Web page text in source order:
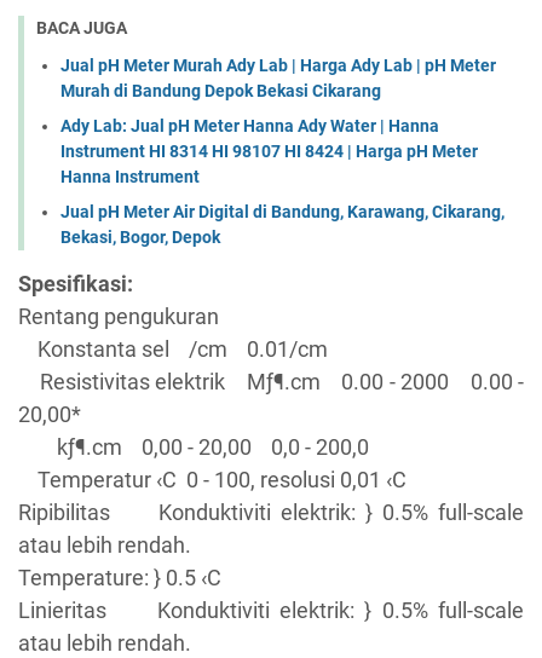
BACA JUGA
Jual pH Meter Murah Ady Lab | Harga Ady Lab | pH Meter
Murah di Bandung Depok Bekasi Cikarang
Ady Lab: Jual pH Meter Hanna Ady Water | Hanna
Instrument HI 8314 HI 98107 HI 8424 | Harga pH Meter
Hanna Instrument
Jual pH Meter Air Digital di Bandung, Karawang, Cikarang,
Bekasi, Bogor, Depok
Spesifikasi:
Rentang pengukuran
Konstanta sel /cm 0.01/cm
Resistivitas elektrik Mƒ¶.cm 0.00 - 2000 0.00 -
20,00*
kƒ¶.cm 0,00 - 20,00 0,0 - 200,0
Temperatur ‹C 0 - 100, resolusi 0,01 ‹C
Ripibilitas Konduktiviti elektrik: } 0.5% full-scale
atau lebih rendah.
Temperature: } 0.5 ‹C
Linieritas Konduktiviti elektrik: } 0.5% full-scale
atau lebih rendah.